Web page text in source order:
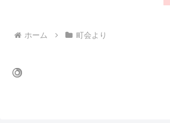
ホーム 町会より